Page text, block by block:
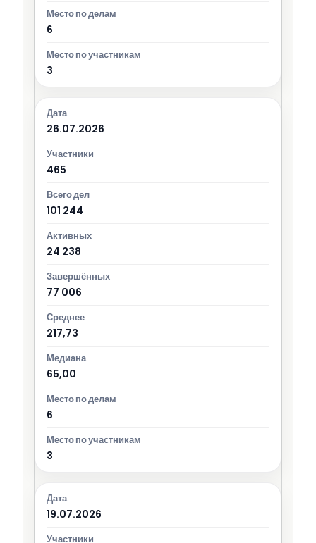
6
3
26.07.2026
465
101 244
24 238
77 006
217,73
65,00
6
3
19.07.2026